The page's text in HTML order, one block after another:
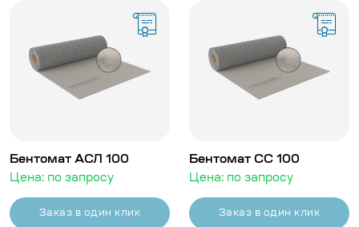
Бентомат АСЛ 100
Цена: по запросу
Заказ в один клик
Бентомат СС 100
Цена: по запросу
Заказ в один клик